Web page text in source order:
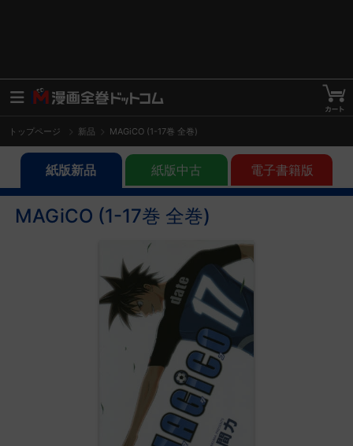
トップページ 新品 MAGiCO (1-17巻 全巻)
紙版新品 紙版中古 電子書籍版
MAGiCO (1-17巻 全巻)